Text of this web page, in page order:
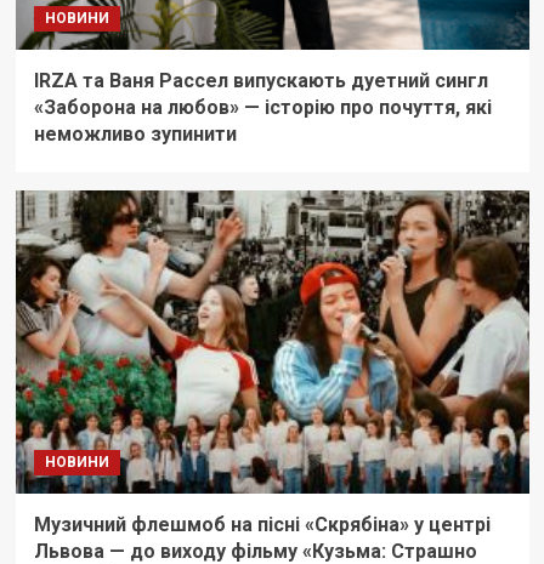
НОВИНИ
IRZA та Ваня Рассел випускають дуетний сингл
«Заборона на любов» — історію про почуття, які
неможливо зупинити
НОВИНИ
Музичний флешмоб на пісні «Скрябіна» у центрі
Львова — до виходу фільму «Кузьма: Страшно